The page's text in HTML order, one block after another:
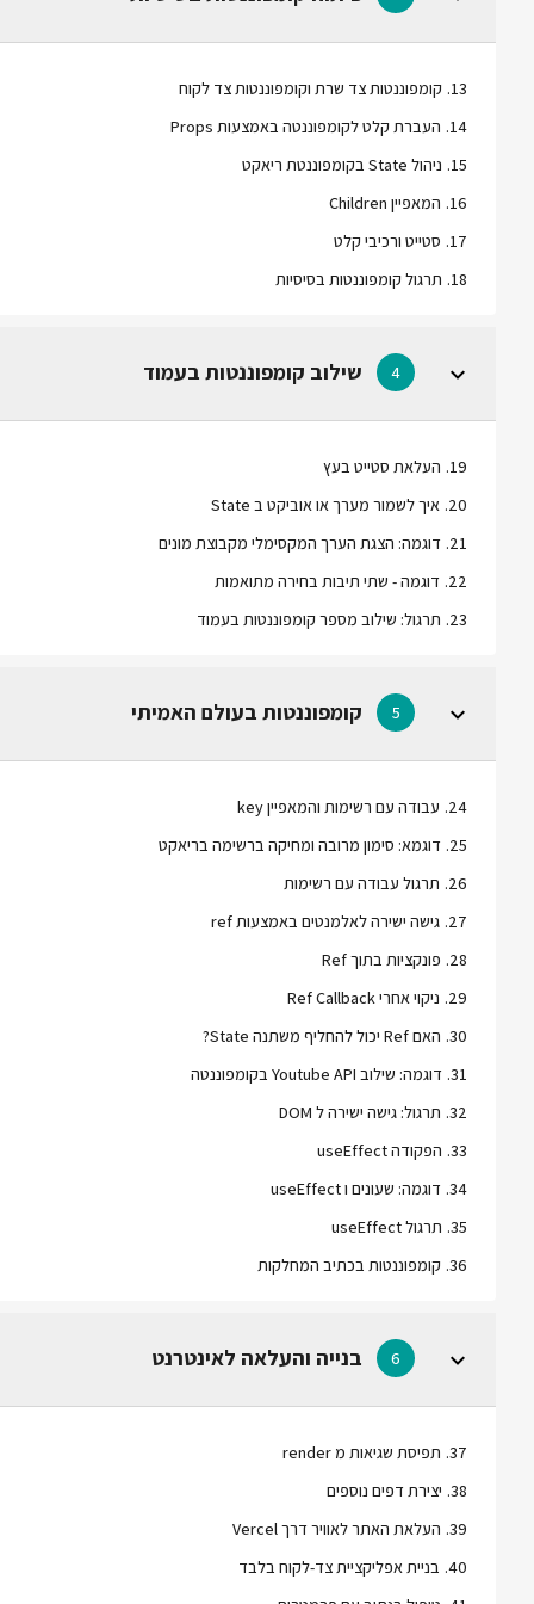
13
. קומפוננטות צד שרת וקומפוננטות צד לקוח
14
. העברת קלט לקומפוננטה באמצעות Props
15
. ניהול State בקומפוננטת ריאקט
16
. המאפיין Children
17
. סטייט ורכיבי קלט
18
. תרגול קומפוננטות בסיסיות
4 שילוב קומפוננטות בעמוד
19
. העלאת סטייט בעץ
20
. איך לשמור מערך או אוביקט ב State
21
. דוגמה: הצגת הערך המקסימלי מקבוצת מונים
22
. דוגמה - שתי תיבות בחירה מתואמות
23
. תרגול: שילוב מספר קומפוננטות בעמוד
5 קומפוננטות בעולם האמיתי
24
. עבודה עם רשימות והמאפיין key
25
. דוגמא: סימון מרובה ומחיקה ברשימה בריאקט
26
. תרגול עבודה עם רשימות
27
. גישה ישירה לאלמנטים באמצעות ref
28
. פונקציות בתוך Ref
29
. ניקוי אחרי Ref Callback
30
. האם Ref יכול להחליף משתנה State?
31
. דוגמה: שילוב Youtube API בקומפוננטה
32
. תרגול: גישה ישירה ל DOM
33
. הפקודה useEffect
34
. דוגמה: שעונים ו useEffect
35
. תרגול useEffect
36
. קומפוננטות בכתיב המחלקות
6 בנייה והעלאה לאינטרנט
37
. תפיסת שגיאות מ render
38
. יצירת דפים נוספים
39
. העלאת האתר לאוויר דרך Vercel
40
. בניית אפליקציית צד-לקוח בלבד